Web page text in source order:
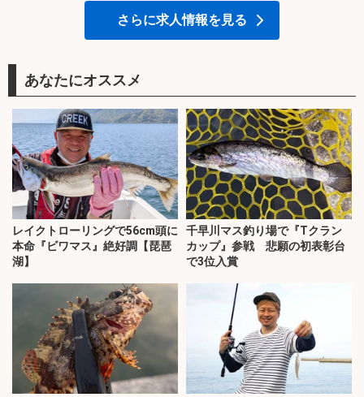
さらに求人情報を見る
あなたにオススメ
レイクトローリングで56cm頭に
本命『ビワマス』絶好調【琵琶
湖】
千早川マス釣り場で『Tクラン
カップ』参戦 悲願の初表彰台
で3位入賞